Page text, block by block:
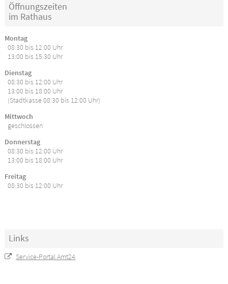
Öffnungszeiten
im Rathaus
Montag
08:30 bis 12:00 Uhr
13:00 bis 15:30 Uhr
Dienstag
08:30 bis 12:00 Uhr
13:00 bis 18:00 Uhr
(Stadtkasse 08:30 bis 12:00 Uhr)
Mittwoch
geschlossen
Donnerstag
08:30 bis 12:00 Uhr
13:00 bis 18:00 Uhr
Freitag
08:30 bis 12:00 Uhr
Links
Service-Portal Amt24